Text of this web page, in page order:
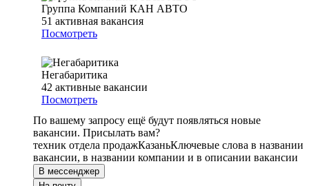
Группа Компаний КАН АВТО
51 активная вакансия
Посмотреть
Негабаритика
42 активные вакансии
Посмотреть
По вашему запросу ещё будут появляться новые
вакансии. Присылать вам?
техник отдела продажКазаньКлючевые слова в названии
вакансии, в названии компании и в описании вакансии
В мессенджер